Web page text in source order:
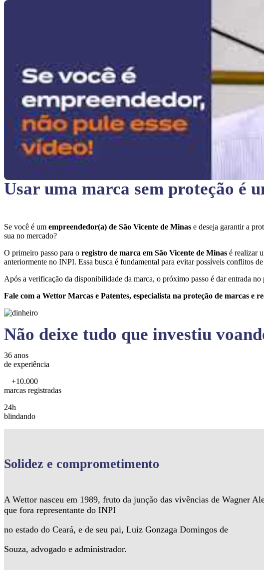
Usar uma marca sem proteção é
Se você é um empreendedor(a) de São Vicente de Minas e deseja garantir a
sua no mercado?
O primeiro passo para o registro de marca em São Vicente de Minas é realizar
anteriormente no INPI. Essa busca é fundamental para evitar possíveis conflitos
Após a verificação da disponibilidade da marca, o próximo passo é dar entrada no
Fale com a Wettor Marcas e Patentes, especialista na proteção de marcas e
Não deixe tudo que investiu
36 anos
de experiência
+10.000
marcas registradas
24h
blindando
Solidez e comprometimento
A Wettor nasceu em 1989, fruto da junção das vivências de Wagner
que fora representante do INPI
no estado do Ceará, e de seu pai, Luiz Gonzaga Domingos de
Souza, advogado e administrador.